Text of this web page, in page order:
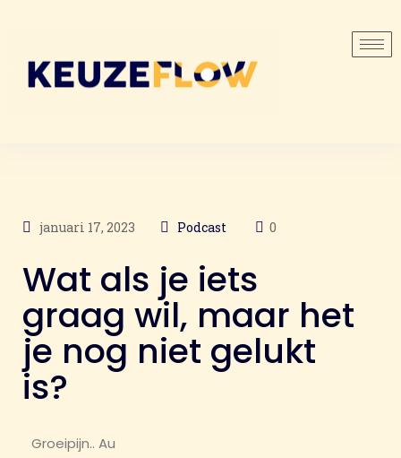
januari 17, 2023 Podcast 0
Wat als je iets
graag wil, maar het
je nog niet gelukt
is?
Groeipijn.. Au